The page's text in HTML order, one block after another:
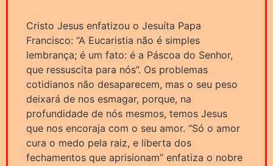
Cristo Jesus enfatizou o Jesuíta Papa
Francisco: “A Eucaristia não é simples
lembrança; é um fato: é a Páscoa do Senhor,
que ressuscita para nós”. Os problemas
cotidianos não desaparecem, mas o seu peso
deixará de nos esmagar, porque, na
profundidade de nós mesmos, temos Jesus
que nos encoraja com o seu amor. “Só o amor
cura o medo pela raiz, e liberta dos
fechamentos que aprisionam” enfatiza o nobre